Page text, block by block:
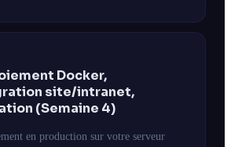
Docker,
site/intranet,
(Semaine 4)
en production sur votre serveur